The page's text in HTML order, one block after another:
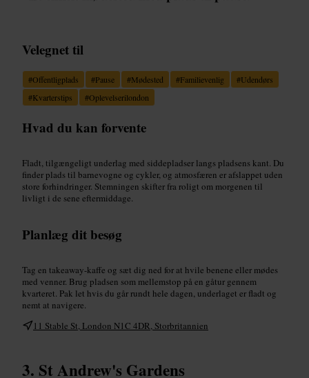
Velegnet til
#Offentligplads #Pause #Mødested #Familievenlig #Udendørs
#Kvarterstips #Oplevelserilondon
Hvad du kan forvente
Fladt, tilgængeligt underlag med siddepladser langs pladsens kant. Du
finder plads til barnevogne og cykler, og atmosfæren er afslappet uden
store forhindringer. Stemningen skifter fra roligt om morgenen til
livligt i de sene eftermiddage.
Planlæg dit besøg
Tag en takeaway-kaffe og sæt dig ned for at hvile benene eller mødes
med venner. Brug pladsen som mellemstop på en gåtur gennem
kvarteret. Pak let hvis du går rundt hele dagen, underlaget er fladt og
nemt at navigere.
11 Stable St, London N1C 4DR, Storbritannien
St Andrew's Gardens